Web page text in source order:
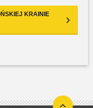
KRAINIE